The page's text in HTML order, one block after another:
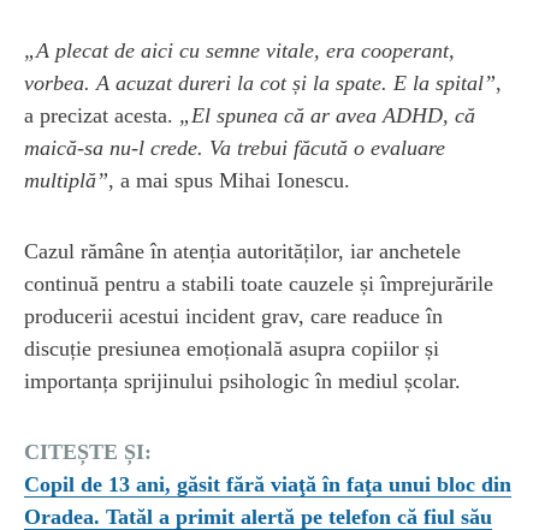
„A plecat de aici cu semne vitale, era cooperant,
vorbea. A acuzat dureri la cot și la spate. E la spital”,
a precizat acesta. „El spunea că ar avea ADHD, că
maică-sa nu-l crede. Va trebui făcută o evaluare
multiplă”, a mai spus Mihai Ionescu.
Cazul rămâne în atenția autorităților, iar anchetele
continuă pentru a stabili toate cauzele și împrejurările
producerii acestui incident grav, care readuce în
discuție presiunea emoțională asupra copiilor și
importanța sprijinului psihologic în mediul școlar.
CITEȘTE ȘI:
Copil de 13 ani, găsit fără viaţă în faţa unui bloc din
Oradea. Tatăl a primit alertă pe telefon că fiul său